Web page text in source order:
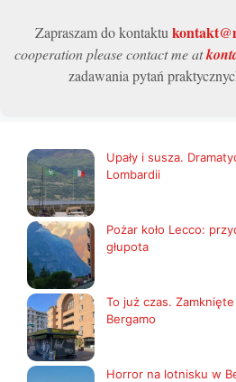
Zapraszam do kontaktu
cooperation please contact me at
zadawania pytań
Upały i susza.
Lombardii
Pożar koło Lecco:
głupota
To już czas.
Bergamo
Horror na lotnisku w